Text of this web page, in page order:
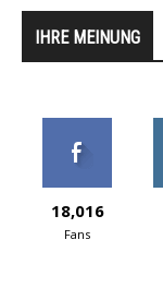
IHRE MEINUNG
18,016
Fans